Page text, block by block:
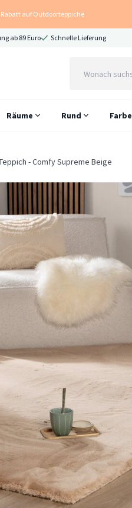
Rabatt auf Outdoorteppiche
ab 89 Euro Schnelle Lieferung
Räume Rund Farbe
- Comfy Supreme Beige